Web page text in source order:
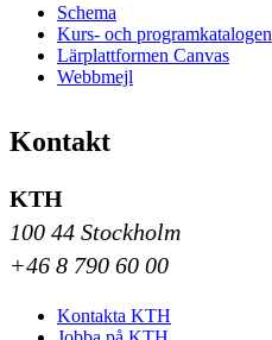
Schema
Kurs- och programkatalogen
Lärplattformen Canvas
Webbmejl
Kontakt
KTH
100 44 Stockholm
+46 8 790 60 00
Kontakta KTH